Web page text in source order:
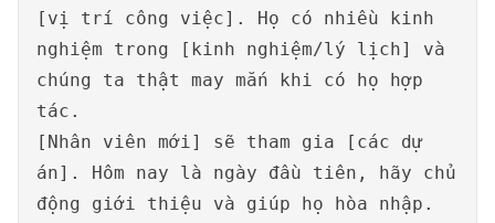
[vị trí công việc]. Họ có nhiều kinh
nghiệm trong [kinh nghiệm/lý lịch] và
chúng ta thật may mắn khi có họ hợp
tác.
[Nhân viên mới] sẽ tham gia [các dự
án]. Hôm nay là ngày đầu tiên, hãy chủ
động giới thiệu và giúp họ hòa nhập.